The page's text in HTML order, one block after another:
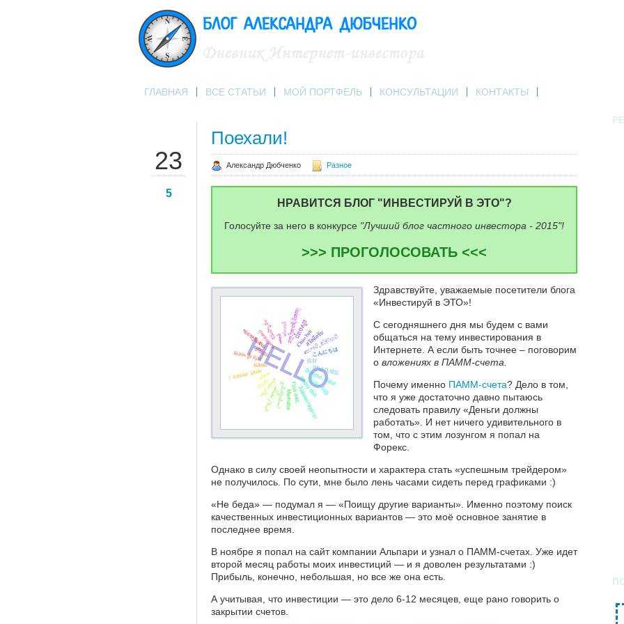
ГЛАВНАЯ ВСЕ СТАТЬИ МОЙ ПОРТФЕЛЬ КОНСУЛЬТАЦИИ КОНТАКТЫ
23
5
Поехали!
Александр Дюбченко Разное
НРАВИТСЯ БЛОГ "ИНВЕСТИРУЙ В ЭТО"?
Голосуйте за него в конкурсе "Лучший блог частного инвестора - 2015"!
>>> ПРОГОЛОСОВАТЬ <<<
Здравствуйте, уважаемые посетители блога
«Инвестируй в ЭТО»!
C сегодняшнего дня мы будем с вами
общаться на тему инвестирования в
Интернете. А если быть точнее – поговорим
о вложениях в ПАММ-счета.
Почему именно ПАММ-счета? Дело в том,
что я уже достаточно давно пытаюсь
следовать правилу «Деньги должны
работать». И нет ничего удивительного в
том, что с этим лозунгом я попал на
Форекс.
Однако в силу своей неопытности и характера стать «успешным трейдером»
не получилось. По сути, мне было лень часами сидеть перед графиками :)
«Не беда» — подумал я — «Поищу другие варианты». Именно поэтому поиск
качественных инвестиционных вариантов — это моё основное занятие в
последнее время.
В ноябре я попал на сайт компании Альпари и узнал о ПАММ-счетах. Уже идет
второй месяц работы моих инвестиций — и я доволен результатами :)
Прибыль, конечно, небольшая, но все же она есть.
А учитывая, что инвестиции — это дело 6-12 месяцев, еще рано говорить о
закрытии счетов.